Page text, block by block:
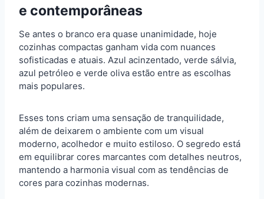
e contemporâneas
Se antes o branco era quase unanimidade, hoje
cozinhas compactas ganham vida com nuances
sofisticadas e atuais. Azul acinzentado, verde sálvia,
azul petróleo e verde oliva estão entre as escolhas
mais populares.
Esses tons criam uma sensação de tranquilidade,
além de deixarem o ambiente com um visual
moderno, acolhedor e muito estiloso. O segredo está
em equilibrar cores marcantes com detalhes neutros,
mantendo a harmonia visual com as tendências de
cores para cozinhas modernas.